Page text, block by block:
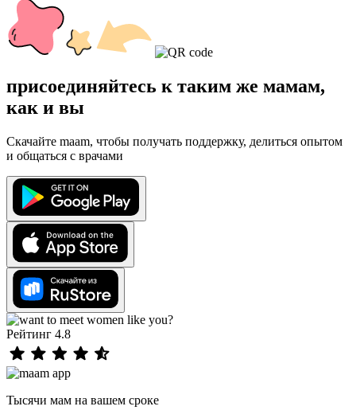
присоединяйтесь к таким же мамам,
как и вы
Скачайте maam, чтобы получать поддержку, делиться опытом
и общаться с врачами
Рейтинг 4.8
Тысячи мам на вашем сроке